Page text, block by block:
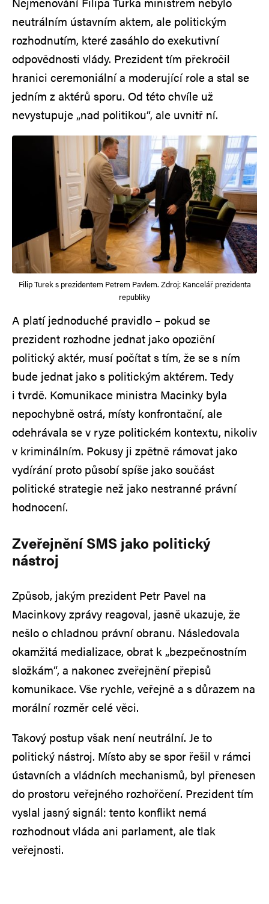
neutrálním ústavním aktem, ale politickým
rozhodnutím, které zasáhlo do exekutivní
odpovědnosti vlády. Prezident tím překročil
hranici ceremoniální a moderující role a stal se
jedním z aktérů sporu. Od této chvíle už
nevystupuje „nad politikou“, ale uvnitř ní.
Filip Turek s prezidentem Petrem Pavlem. Zdroj: Kancelář prezidenta
republiky
A platí jednoduché pravidlo – pokud se
prezident rozhodne jednat jako opoziční
politický aktér, musí počítat s tím, že se s ním
bude jednat jako s politickým aktérem. Tedy
i tvrdě. Komunikace ministra Macinky byla
nepochybně ostrá, místy konfrontační, ale
odehrávala se v ryze politickém kontextu, nikoliv
v kriminálním. Pokusy ji zpětně rámovat jako
vydírání proto působí spíše jako součást
politické strategie než jako nestranné právní
hodnocení.
Zveřejnění SMS jako politický
nástroj
Způsob, jakým prezident Petr Pavel na
Macinkovy zprávy reagoval, jasně ukazuje, že
nešlo o chladnou právní obranu. Následovala
okamžitá medializace, obrat k „bezpečnostním
složkám“, a nakonec zveřejnění přepisů
komunikace. Vše rychle, veřejně a s důrazem na
morální rozměr celé věci.
Takový postup však není neutrální. Je to
politický nástroj. Místo aby se spor řešil v rámci
ústavních a vládních mechanismů, byl přenesen
do prostoru veřejného rozhořčení. Prezident tím
vyslal jasný signál: tento konflikt nemá
rozhodnout vláda ani parlament, ale tlak
veřejnosti.